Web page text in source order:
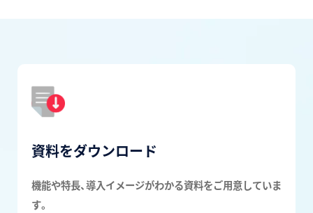
資料をダウンロード
機能や特長、導入イメージがわかる資料をご用意していま
す。